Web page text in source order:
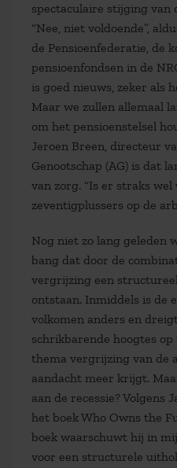
spectaculaire stijging van
“Nee, niet voldoende”,
de Pensioenfederatie, de
pensioenfondsen in de
is goed nieuws, zeker als
Maar we zullen allemaal
om het pensioenstelsel
Jeroen Breen, directeur
Genootschap (AG) is dat
van zorg. “Is er straks
zeventigplussers op de
Nog niet zo lang geleden
bang dat door de
vergrijzing een
ontstaan. Inmiddels is de
volkomen anders en
schrikbarende hoogtes
thema vergrijzing van de
aandacht meer krijgt.
aan de recessie? Volgens
het boek Who Owns the
boek waarschuwt hij in
voor een structurele